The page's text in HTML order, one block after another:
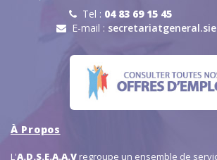
Tel : 04 83 69 15 45
E-mail :
À Propos
L'A.D.S.E.A.A.Vregroupe un ensemble de